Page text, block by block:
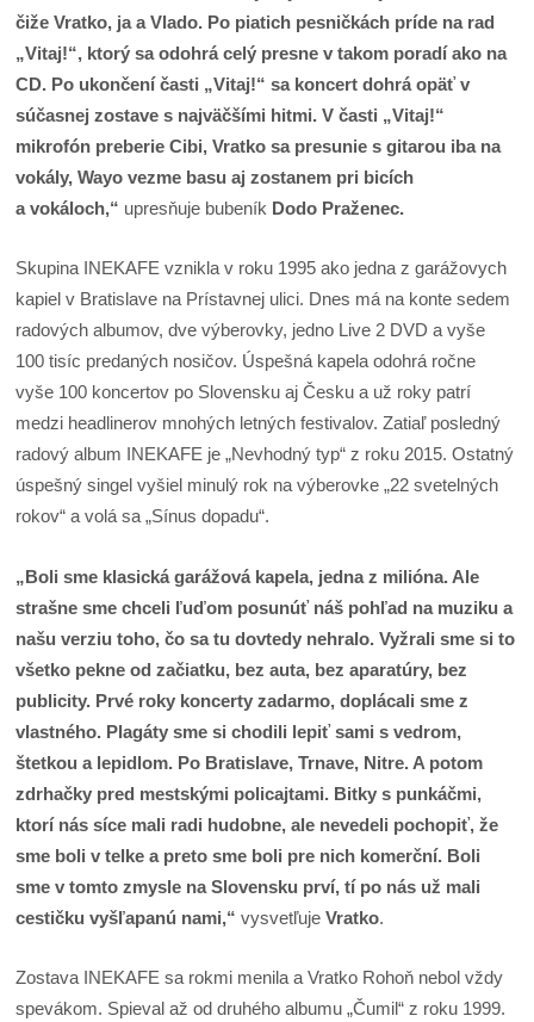
čiže Vratko, ja a Vlado. Po piatich pesničkách príde na rad
„Vitaj!“, ktorý sa odohrá celý presne v takom poradí ako na
CD. Po ukončení časti „Vitaj!“ sa koncert dohrá opäť v
súčasnej zostave s najväčšími hitmi. V časti „Vitaj!“
mikrofón preberie Cibi, Vratko sa presunie s gitarou iba na
vokály, Wayo vezme basu aj zostanem pri bicích
a vokáloch,“ upresňuje bubeník Dodo Praženec.
Skupina INEKAFE vznikla v roku 1995 ako jedna z garážovych
kapiel v Bratislave na Prístavnej ulici. Dnes má na konte sedem
radových albumov, dve výberovky, jedno Live 2 DVD a vyše
100 tisíc predaných nosičov. Úspešná kapela odohrá ročne
vyše 100 koncertov po Slovensku aj Česku a už roky patrí
medzi headlinerov mnohých letných festivalov. Zatiaľ posledný
radový album INEKAFE je „Nevhodný typ“ z roku 2015. Ostatný
úspešný singel vyšiel minulý rok na výberovke „22 svetelných
rokov“ a volá sa „Sínus dopadu“.
„Boli sme klasická garážová kapela, jedna z milióna. Ale
strašne sme chceli ľuďom posunúť náš pohľad na muziku a
našu verziu toho, čo sa tu dovtedy nehralo. Vyžrali sme si to
všetko pekne od začiatku, bez auta, bez aparatúry, bez
publicity. Prvé roky koncerty zadarmo, doplácali sme z
vlastného. Plagáty sme si chodili lepiť sami s vedrom,
štetkou a lepidlom. Po Bratislave, Trnave, Nitre. A potom
zdrhačky pred mestskými policajtami. Bitky s punkáčmi,
ktorí nás síce mali radi hudobne, ale nevedeli pochopiť, že
sme boli v telke a preto sme boli pre nich komerční. Boli
sme v tomto zmysle na Slovensku prví, tí po nás už mali
cestičku vyšľapanú nami,“ vysvetľujeVratko.
Zostava INEKAFE sa rokmi menila a Vratko Rohoň nebol vždy
spevákom. Spieval až od druhého albumu „Čumil“ z roku 1999.